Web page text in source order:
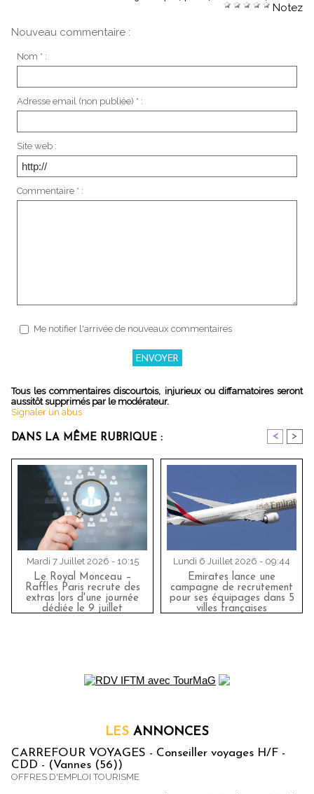
Notez
Nouveau commentaire :
Nom * :
Adresse email (non publiée) * :
Site web :
Commentaire * :
Me notifier l'arrivée de nouveaux commentaires
Tous les commentaires discourtois, injurieux ou diffamatoires seront
aussitôt supprimés par le modérateur.
Signaler un abus
DANS LA MÊME RUBRIQUE : < >
Mardi 7 Juillet 2026 - 10:15
Le Royal Monceau –
Raffles Paris recrute des
extras lors d'une journée
dédiée le 9 juillet
Lundi 6 Juillet 2026 - 09:44
Emirates lance une
campagne de recrutement
pour ses équipages dans 5
villes françaises
LES ANNONCES
CARREFOUR VOYAGES - Conseiller voyages H/F -
CDD - (Vannes (56))
OFFRES D'EMPLOI TOURISME